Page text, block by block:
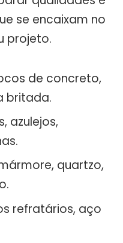
se encaixam no
projeto.
de concreto,
britada.
azulejos,
quartzo,
refratários, aço